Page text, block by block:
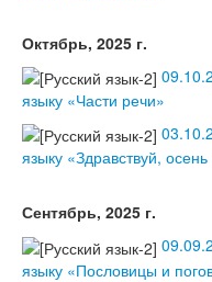
Октябрь, 2025 г.
языку «Части речи»
языку «Здравствуй,
Сентябрь, 2025 г.
языку «Пословицы и